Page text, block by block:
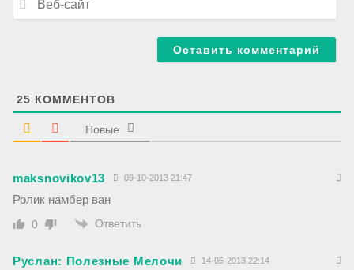
25 КОММЕНТОВ
Новые
maksnovikov13 09-10-2013 21:47
Ролик намбер ван
0 Ответить
Руслан: Полезные Мелочи 14-05-2013 22:14